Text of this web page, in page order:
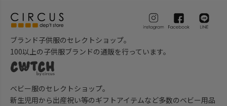
ブランド子供服のセレクトショップ。
100以上の子供服ブランドの通販を行っています。
ベビー服のセレクトショップ。
新生児用から出産祝い等のギフトアイテムなど多数のベビー用品